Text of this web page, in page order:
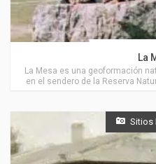
La
La Mesa es una geoformación
en el sendero de la Reserva
Sitios